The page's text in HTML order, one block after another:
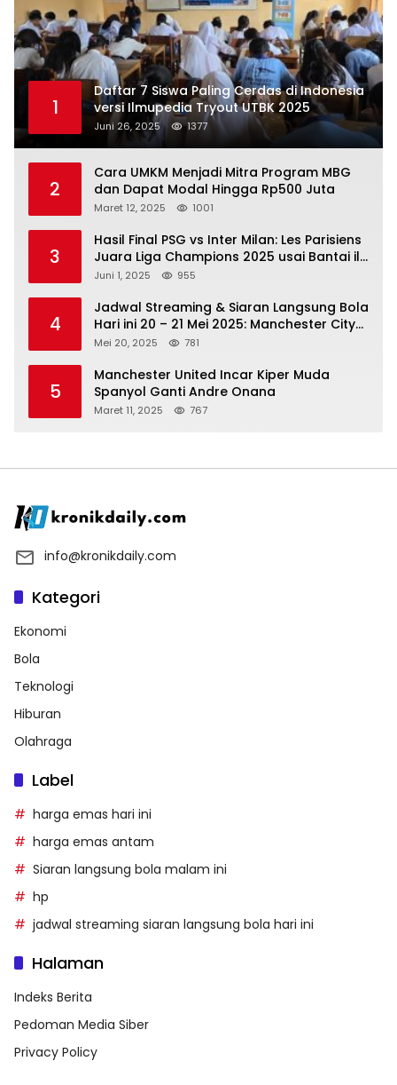
1
Daftar 7 Siswa Paling Cerdas di Indonesia
versi Ilmupedia Tryout UTBK 2025
Juni 26, 2025 1377
2
Cara UMKM Menjadi Mitra Program MBG
dan Dapat Modal Hingga Rp500 Juta
Maret 12, 2025 1001
3
Hasil Final PSG vs Inter Milan: Les Parisiens
Juara Liga Champions 2025 usai Bantai il
Nerazzurri
Juni 1, 2025 955
4
Jadwal Streaming & Siaran Langsung Bola
Hari ini 20 – 21 Mei 2025: Manchester City
vs Bournemouth
Mei 20, 2025 781
5
Manchester United Incar Kiper Muda
Spanyol Ganti Andre Onana
Maret 11, 2025 767
info@kronikdaily.com
Kategori
Ekonomi
Bola
Teknologi
Hiburan
Olahraga
Label
harga emas hari ini
harga emas antam
Siaran langsung bola malam ini
hp
jadwal streaming siaran langsung bola hari ini
Halaman
Indeks Berita
Pedoman Media Siber
Privacy Policy